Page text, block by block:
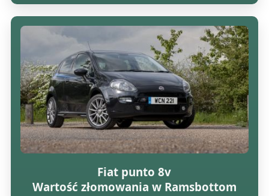
Fiat punto 8v
Wartość złomowania w Ramsbottom